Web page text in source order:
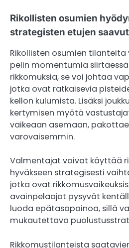
Rikollisten osumien
strategisten etujen
Rikollisten osumien
pelin momentumia
rikkomuksia, se voi johtaa
jotka ovat ratkaisevia
kellon kulumista. Lisäksi
kertymisen myötä
vaikeaan asemaan,
varovaisemmin.
Valmentajat voivat käyttää
hyväkseen strategisesti
jotka ovat
avainpelaajat pysyvät
luoda epätasapainoa, sillä
mukautettava
Rikkomustilanteista